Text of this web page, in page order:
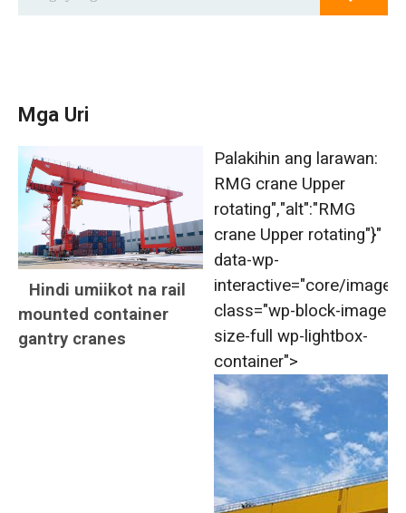
Mga Uri
Hindi umiikot na rail
mounted container
gantry cranes
Palakihin ang larawan:
RMG crane Upper
rotating","alt":"RMG
crane Upper rotating"}"
data-wp-
interactive="core/image"
class="wp-block-image
size-full wp-lightbox-
container">